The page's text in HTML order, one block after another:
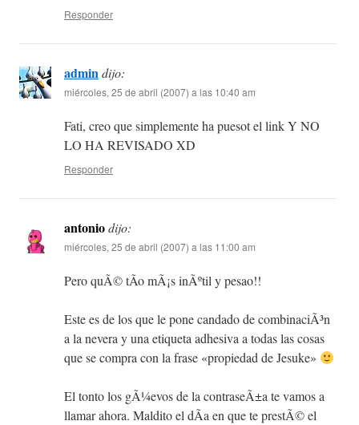
Responder
admindijo:
miércoles, 25 de abril (2007) a las 10:40 am
Fati, creo que simplemente ha puesot el link Y NO
LO HA REVISADO XD
Responder
antoniodijo:
miércoles, 25 de abril (2007) a las 11:00 am
Pero quÃ© tÃ­o mÃ¡s inÃºtil y pesao!!
Este es de los que le pone candado de combinaciÃ³n
a la nevera y una etiqueta adhesiva a todas las cosas
que se compra con la frase «propiedad de Jesuke»
El tonto los gÃ¼evos de la contraseÃ±a te vamos a
llamar ahora. Maldito el dÃ­a en que te prestÃ© el